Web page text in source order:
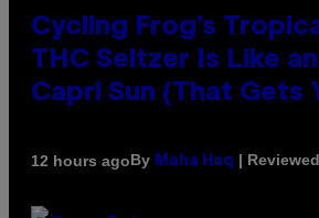
Cycling Frog’s
THC Seltzer Is Like
Capri Sun (That Gets
12 hours agoBy Maha Haq |